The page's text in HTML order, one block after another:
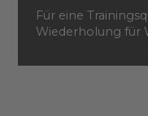
Für eine
Wiederholung für